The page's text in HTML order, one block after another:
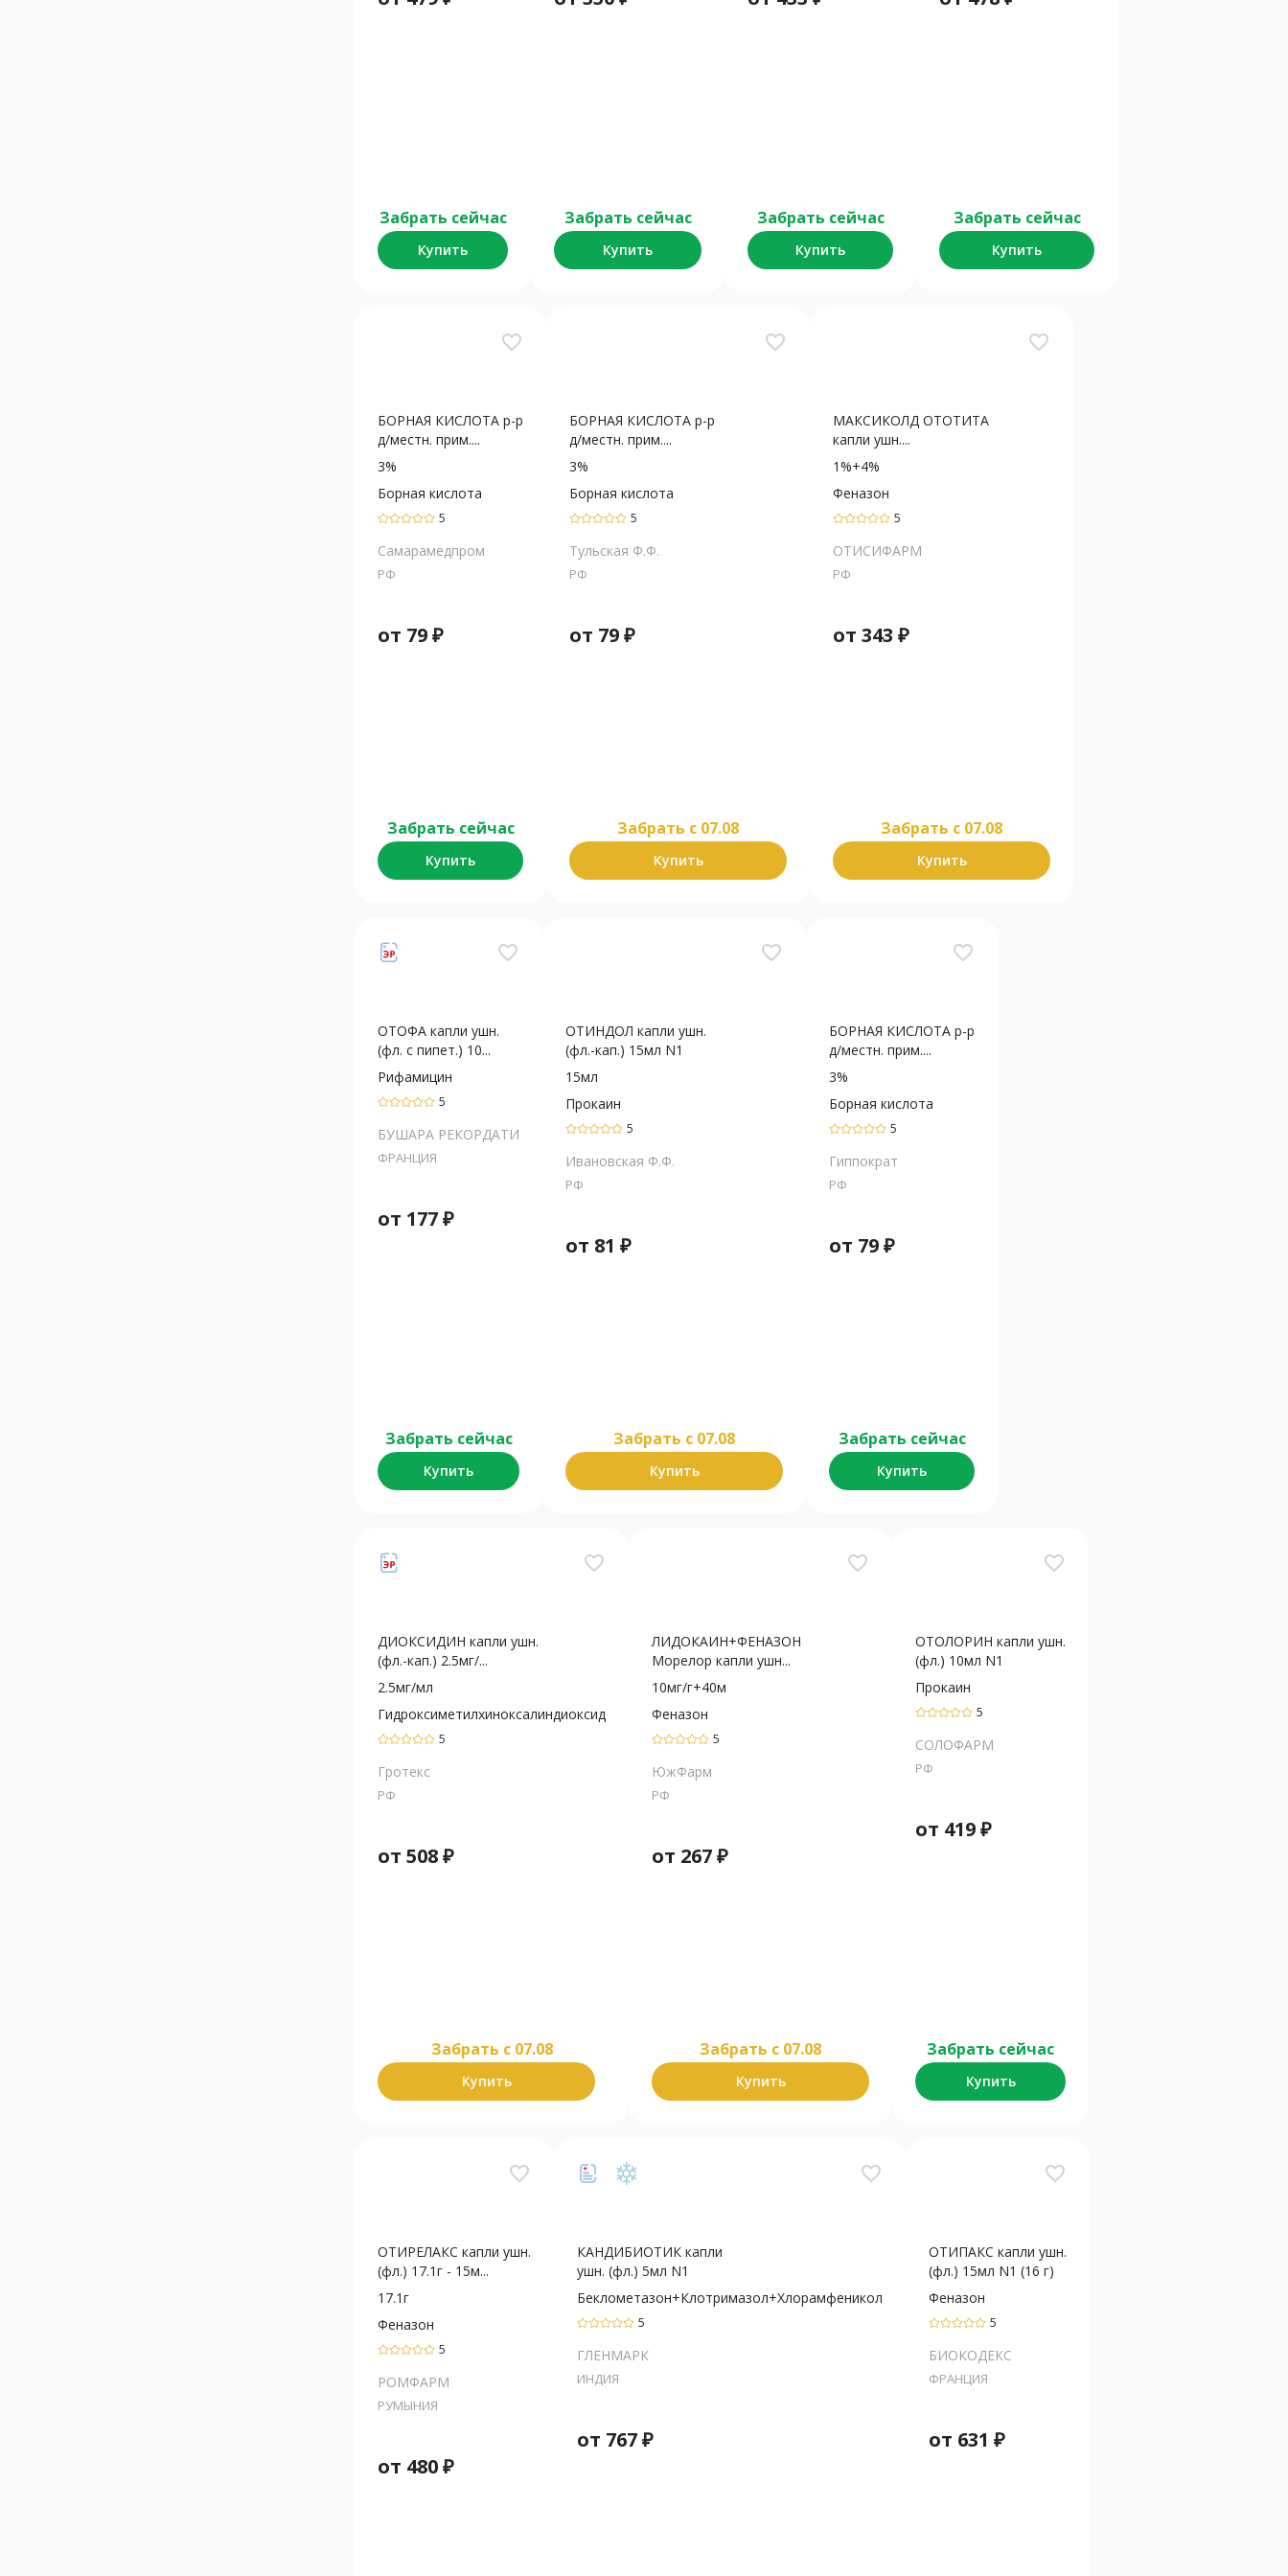
Забрать сейчас
Купить
Забрать сейчас
Купить
Забрать сейчас
Купить
Забрать сейчас
Купить
favorite_border
БОРНАЯ КИСЛОТА р-р
д/местн. прим....
3%
Борная кислота
5
Самарамедпром
РФ
от 79₽
Забрать сейчас
Купить
favorite_border
БОРНАЯ КИСЛОТА р-р
д/местн. прим....
3%
Борная кислота
5
Тульская Ф.Ф.
РФ
от 79₽
Забрать c 07.08
Купить
favorite_border
МАКСИКОЛД ОТОТИТА
капли ушн....
1%+4%
Феназон
5
ОТИСИФАРМ
РФ
от 343 ₽
Забрать c 07.08
Купить
favorite_border
ОТОФА капли ушн.
(фл. с пипет.) 10...
Рифамицин
5
БУШАРА РЕКОРДАТИ
ФРАНЦИЯ
от 177₽
Забрать сейчас
Купить
favorite_border
ОТИНДОЛ капли ушн.
(фл.-кап.) 15мл N1
15мл
Прокаин
5
Ивановская Ф.Ф.
РФ
от 81 ₽
Забрать c 07.08
Купить
favorite_border
БОРНАЯ КИСЛОТА р-р
д/местн. прим....
3%
Борная кислота
5
Гиппократ
РФ
от 79₽
Забрать сейчас
Купить
favorite_border
ДИОКСИДИН капли ушн.
(фл.-кап.) 2.5мг/...
2.5мг/мл
Гидроксиметилхиноксалиндиоксид
5
Гротекс
РФ
от 508₽
Забрать c 07.08
Купить
favorite_border
ЛИДОКАИН+ФЕНАЗОН
Морелор капли ушн...
10мг/г+40м
Феназон
5
ЮжФарм
РФ
от 267₽
Забрать c 07.08
Купить
favorite_border
ОТОЛОРИН капли ушн.
(фл.) 10мл N1
Прокаин
5
СОЛОФАРМ
РФ
от 419₽
Забрать сейчас
Купить
favorite_border
ОТИРЕЛАКС капли ушн.
(фл.) 17.1г - 15м...
17.1г
Феназон
5
РОМФАРМ
РУМЫНИЯ
от 480₽
favorite_border
КАНДИБИОТИК капли
ушн. (фл.) 5мл N1
Беклометазон+Клотримазол+Хлорамфеникол
5
ГЛЕНМАРК
ИНДИЯ
от 767₽
favorite_border
ОТИПАКС капли ушн.
(фл.) 15мл N1 (16 г)
Феназон
5
БИОКОДЕКС
ФРАНЦИЯ
от 631 ₽